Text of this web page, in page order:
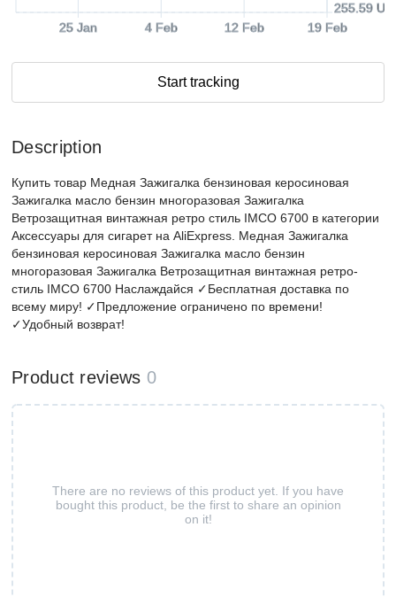
25 Jan 4 Feb 12 Feb 19 Feb
255.59
Start tracking
Description
Купить товар Медная Зажигалка бензиновая керосиновая
Зажигалка масло бензин многоразовая Зажигалка
Ветрозащитная винтажная ретро стиль IMCO 6700 в категории
Аксессуары для сигарет на AliExpress. Медная Зажигалка
бензиновая керосиновая Зажигалка масло бензин
многоразовая Зажигалка Ветрозащитная винтажная ретро-
стиль IMCO 6700 Наслаждайся ✓Бесплатная доставка по
всему миру! ✓Предложение ограничено по времени!
✓Удобный возврат!
Product reviews 0
There are no reviews of this product yet. If you have
bought this product, be the first to share an opinion
on it!